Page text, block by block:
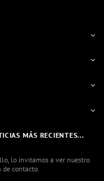
MÁS RECIENTES...
lo invitamos a ver nuestro
contacto.